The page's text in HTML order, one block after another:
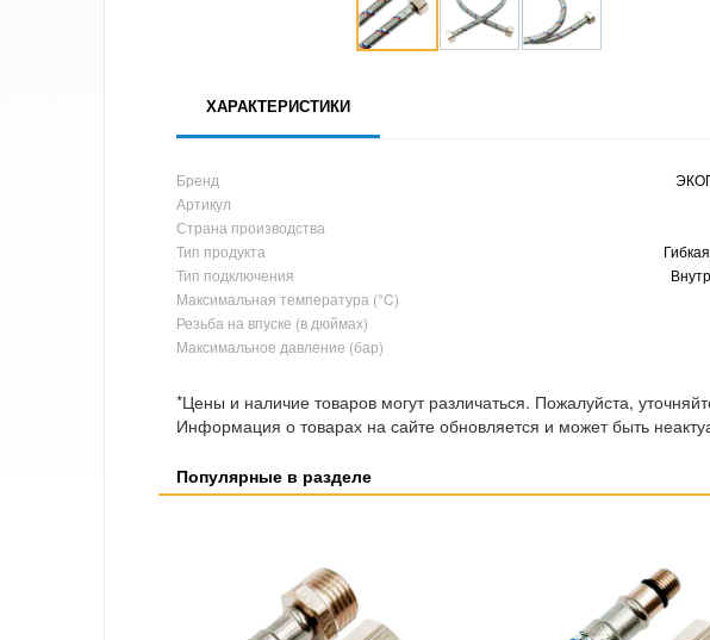
ХАРАКТЕРИСТИКИ
Бренд
Артикул
Страна производства
Тип продукта
Тип подключения
Максимальная температура (°C)
Резьба на впуске (в дюймах)
Максимальное давление (бар)
*Цены и наличие товаров могут различаться. Пожалуйста,
Информация о товарах на сайте обновляется и может быть
Популярные в разделе